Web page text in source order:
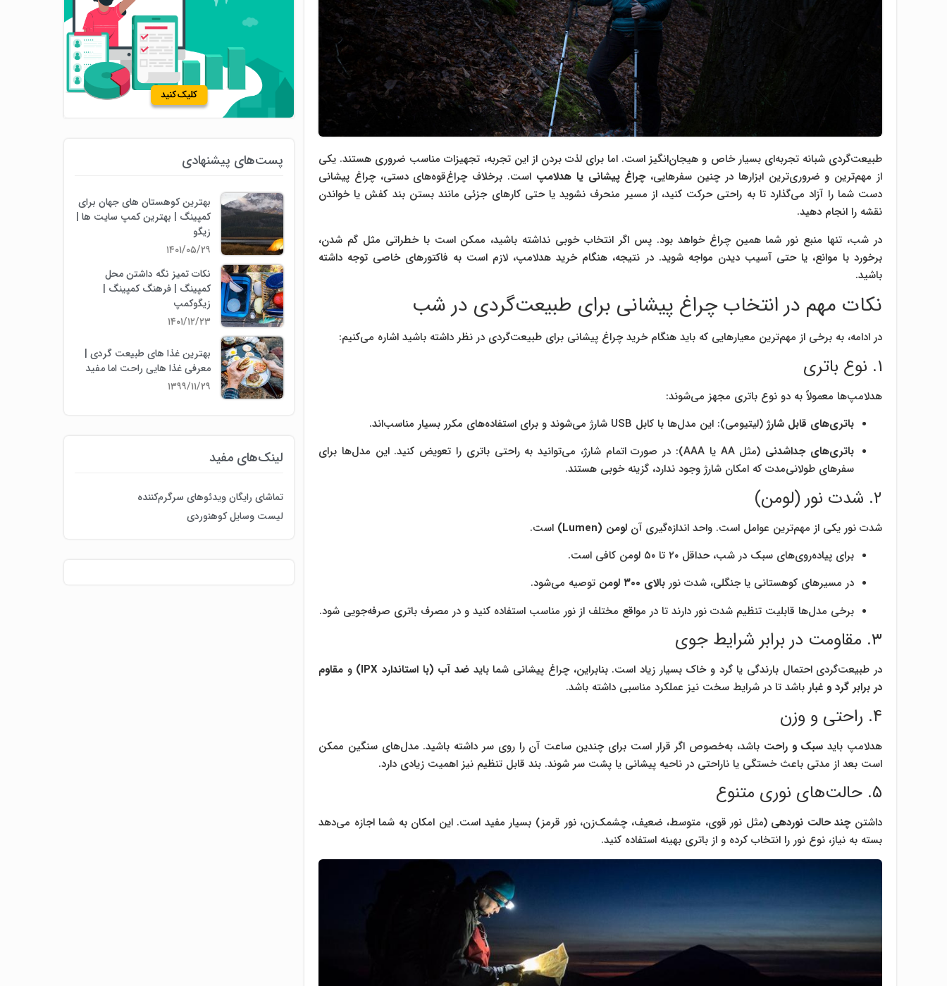
طبیعت‌گردی شبانه تجربه‌ای بسیار خاص و هیجان‌انگیز است. اما برای لذت بردن از این تجربه، تجهیزات مناسب ضروری هستند. یکی
از مهم‌ترین و ضروری‌ترین ابزارها در چنین سفرهایی،چراغ پیشانی یا هدلامپ است. برخلاف چراغ‌قوه‌های دستی، چراغ پیشانی
دست شما را آزاد می‌گذارد تا به راحتی حرکت کنید، از مسیر منحرف نشوید یا حتی کارهای جزئی مانند بستن بند کفش یا خواندن
نقشه را انجام دهید.
در شب، تنها منبع نور شما همین چراغ خواهد بود. پس اگر انتخاب خوبی نداشته باشید، ممکن است با خطراتی مثل گم شدن،
برخورد با موانع، یا حتی آسیب دیدن مواجه شوید. در نتیجه، هنگام خرید هدلامپ، لازم است به فاکتورهای خاصی توجه داشته
باشید.
نکات مهم در انتخاب چراغ پیشانی برای طبیعت‌گردی در شب
در ادامه، به برخی از مهم‌ترین معیارهایی که باید هنگام خرید چراغ پیشانی برای طبیعت‌گردی در نظر داشته باشید اشاره می‌کنیم:
۱. نوع باتری
هدلامپ‌ها معمولاً به دو نوع باتری مجهز می‌شوند:
باتری‌های قابل شارژ (لیتیومی): این مدل‌ها با کابل USB شارژ می‌شوند و برای استفاده‌های مکرر بسیار مناسب‌اند.
باتری‌های جداشدنی
(مثل AA یا AAA): در صورت اتمام شارژ، می‌توانید به راحتی باتری را تعویض کنید. این مدل‌ها برای
سفرهای طولانی‌مدت که امکان شارژ وجود ندارد، گزینه خوبی هستند.
۲. شدت نور (لومن)
شدت نور یکی از مهم‌ترین عوامل است. واحد اندازه‌گیری آن لومن (Lumen)
است.
برای پیاده‌روی‌های سبک در شب، حداقل ۲۰ تا ۵۰ لومن کافی است.
در مسیرهای کوهستانی یا جنگلی، شدت نور بالای ۳۰۰ لومن
توصیه می‌شود.
برخی مدل‌ها قابلیت تنظیم شدت نور دارند تا در مواقع مختلف از نور مناسب استفاده کنید و در مصرف باتری صرفه‌جویی شود.
۳. مقاومت در برابر شرایط جوی
در طبیعت‌گردی احتمال بارندگی یا گرد و خاک بسیار زیاد است. بنابراین، چراغ پیشانی شما باید ضد آب (با استاندارد IPX) و مقاوم
در برابر گرد و غبار باشد تا در شرایط سخت نیز عملکرد مناسبی داشته باشد.
۴. راحتی و وزن
هدلامپ باید سبک و راحت باشد، به‌خصوص اگر قرار است برای چندین ساعت آن را روی سر داشته باشید. مدل‌های سنگین ممکن
است بعد از مدتی باعث خستگی یا ناراحتی در ناحیه پیشانی یا پشت سر شوند. بند قابل تنظیم نیز اهمیت زیادی دارد.
۵. حالت‌های نوری متنوع
داشتنچند حالت نوردهی (مثل نور قوی، متوسط، ضعیف، چشمک‌زن، نور قرمز) بسیار مفید است. این امکان به شما اجازه می‌دهد
بسته به نیاز، نوع نور را انتخاب کرده و از باتری بهینه استفاده کنید.
پست‌های پیشنهادی
بهترین کوهستان های جهان برای
کمپینگ | بهترین کمپ سایت ها |
زیگو
۱۴۰۱/۰۵/۲۹
نکات تمیز نگه داشتن محل
کمپینگ | فرهنگ کمپینگ |
زیگوکمپ
۱۴۰۱/۱۲/۲۳
بهترین غذا های طبیعت گردی |
معرفی غذا هایی راحت اما مفید
۱۳۹۹/۱۱/۲۹
لینک‌های مفید
تماشای رایگان ویدئوهای سرگرم‌کننده
لیست وسایل کوهنوردی